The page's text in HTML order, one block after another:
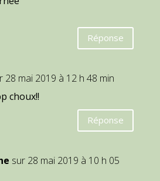
Réponse
28 mai 2019 à 12 h 48 min
choux!!
Réponse
sur 28 mai 2019 à 10 h 05